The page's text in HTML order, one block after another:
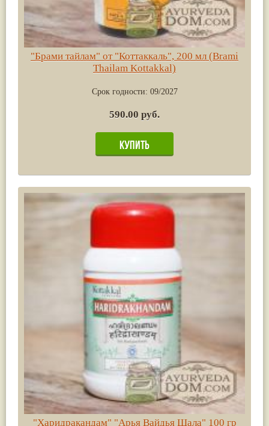
"Брами тайлам" от "Коттаккаль", 200 мл (Brami
Thailam Kottakkal)
Срок годности: 09/2027
590.00 руб.
"Харидракандам" "Арья Вайдья Шала" 100 гр